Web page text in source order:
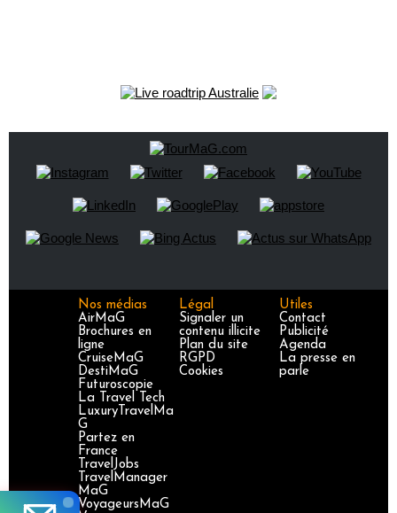
Nos médias
AirMaG
Brochures en
ligne
CruiseMaG
DestiMaG
Futuroscopie
La Travel Tech
LuxuryTravelMa
G
Partez en
France
TravelJobs
TravelManager
MaG
VoyageursMaG
Légal
Signaler un
contenu illicite
Plan du site
RGPD
Cookies
Utiles
Contact
Publicité
Agenda
La presse en
parle